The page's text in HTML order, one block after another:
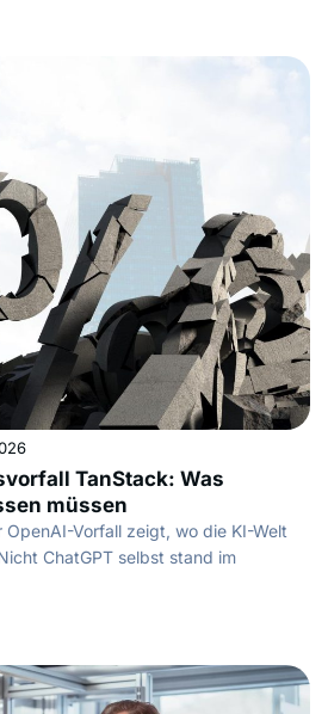
TanStack: Was
müssen
Vorfall zeigt, wo die KI-Welt
ChatGPT selbst stand im